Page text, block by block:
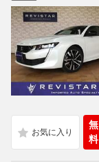
無
料